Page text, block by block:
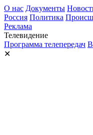
О нас Документы
Россия Политика
Реклама
Телевидение
Программа телепередач
✕